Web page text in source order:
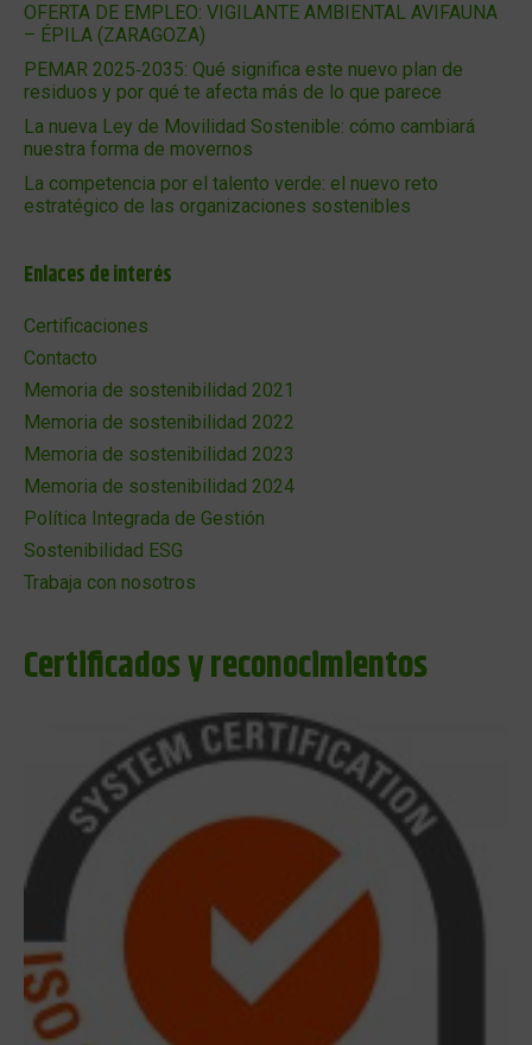
OFERTA DE EMPLEO: VIGILANTE AMBIENTAL AVIFAUNA
– ÉPILA (ZARAGOZA)
PEMAR 2025‑2035: Qué significa este nuevo plan de
residuos y por qué te afecta más de lo que parece
La nueva Ley de Movilidad Sostenible: cómo cambiará
nuestra forma de movernos
La competencia por el talento verde: el nuevo reto
estratégico de las organizaciones sostenibles
Enlaces de interés
Certificaciones
Contacto
Memoria de sostenibilidad 2021
Memoria de sostenibilidad 2022
Memoria de sostenibilidad 2023
Memoria de sostenibilidad 2024
Política Integrada de Gestión
Sostenibilidad ESG
Trabaja con nosotros
Certificados y reconocimientos